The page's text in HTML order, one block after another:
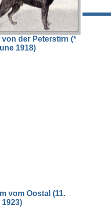
von der Peterstirn (*
1918)
vom Oostal (11.